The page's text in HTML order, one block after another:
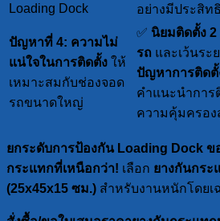
Loading Dock
อย่างมีประสิท
ปัญหาที่ 4: ความไม่
แน่ใจในการติดตั้ง ให้
เหมาะสมกับช่องจอด
รถขนาดใหญ่
✅ นิยมติดตั้ง 2
รถ และเว้นระ
ปัญหาการติดตั้
คำแนะนำการ
ความคุ้มครอง
ยกระดับการป้องกัน Loading Dock
กระแทกที่เหนือกว่า! เลือก ยางกันกระ
(25x45x15 ซม.) สำหรับงานหนักโดยเ